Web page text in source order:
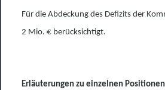
Für die Abdeckung des Defizits der
2 Mio. € berücksichtigt.
Erläuterungen zu einzelnen